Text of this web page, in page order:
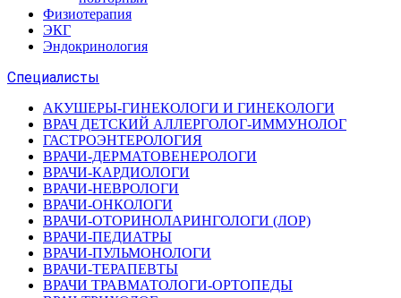
Физиотерапия
ЭКГ
Эндокринология
Специалисты
АКУШЕРЫ-ГИНЕКОЛОГИ И ГИНЕКОЛОГИ
ВРАЧ ДЕТСКИЙ АЛЛЕРГОЛОГ-ИММУНОЛОГ
ГАСТРОЭНТЕРОЛОГИЯ
ВРАЧИ-ДЕРМАТОВЕНЕРОЛОГИ
ВРАЧИ-КАРДИОЛОГИ
ВРАЧИ-НЕВРОЛОГИ
ВРАЧИ-ОНКОЛОГИ
ВРАЧИ-ОТОРИНОЛАРИНГОЛОГИ (ЛОР)
ВРАЧИ-ПЕДИАТРЫ
ВРАЧИ-ПУЛЬМОНОЛОГИ
ВРАЧИ-ТЕРАПЕВТЫ
ВРАЧИ ТРАВМАТОЛОГИ-ОРТОПЕДЫ